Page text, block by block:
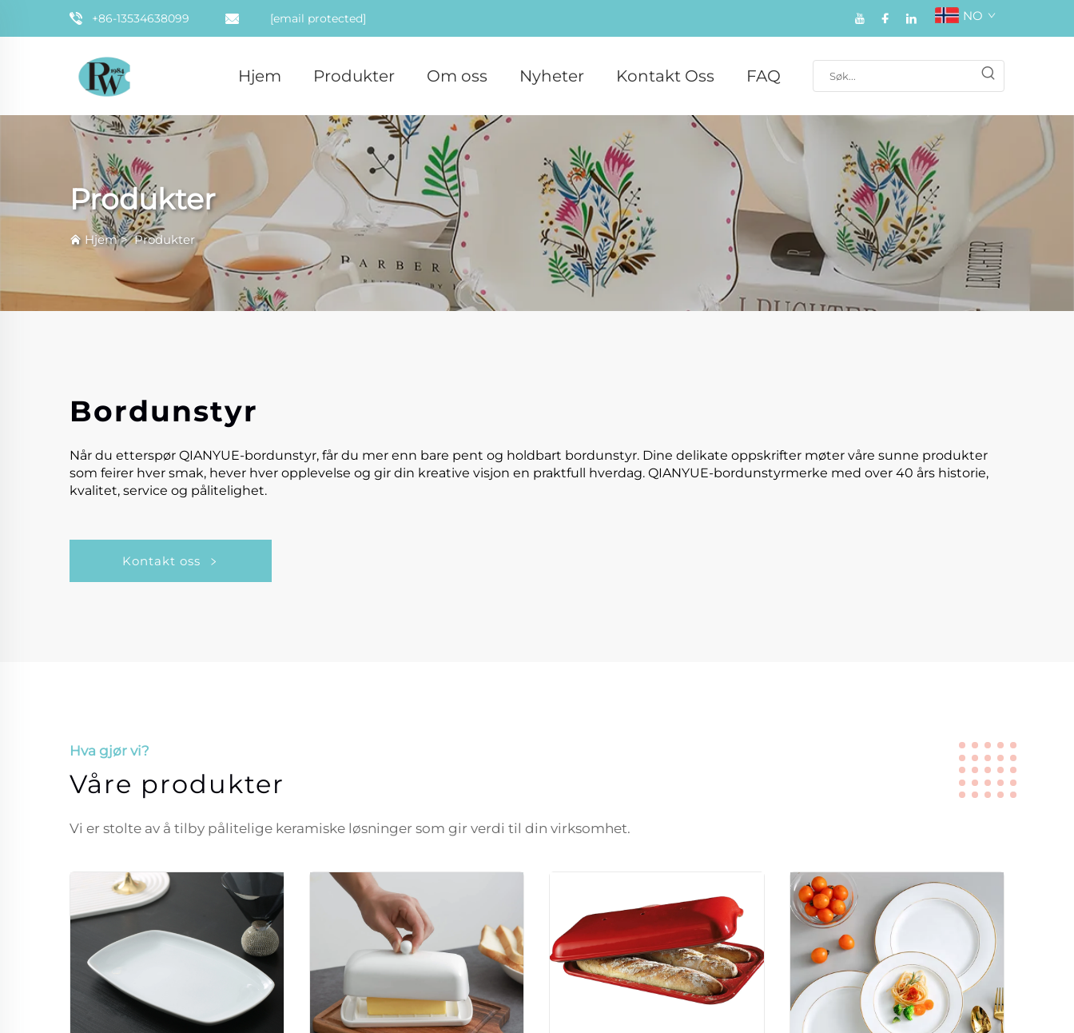
+86-13534638099 [email protected] NO
Hjem Produkter Om oss Nyheter Kontakt Oss FAQ
Produkter
Hjem>Produkter
Bordunstyr
Når du etterspør QIANYUE-bordunstyr, får du mer enn bare pent og holdbart bordunstyr. Dine delikate oppskrifter møter våre sunne produkter
som feirer hver smak, hever hver opplevelse og gir din kreative visjon en praktfull hverdag. QIANYUE-bordunstyrmerke med over 40 års historie,
kvalitet, service og pålitelighet.
Kontakt oss
Hva gjør vi?
Våre produkter
Vi er stolte av å tilby pålitelige keramiske løsninger som gir verdi til din virksomhet.